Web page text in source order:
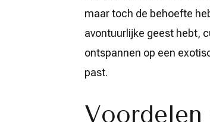
maar toch de behoefte
avontuurlijke geest hebt,
ontspannen op een
past.
Voordelen